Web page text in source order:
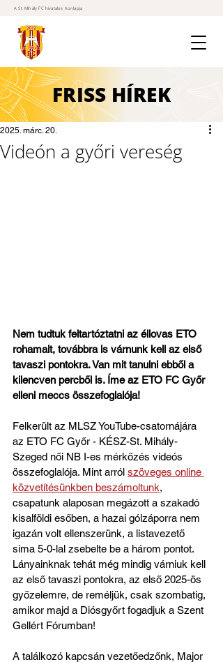
A St. Mihály FC hivatalos honlapja
FRISS HÍREK
Videón a győri vereség
2025. márc. 20.
Nem tudtuk feltartóztatni az éllovas ETO
rohamait, továbbra is várnunk kell az első
tavaszi pontokra. Van mit tanulni ebből a
kilencven percből is. Íme az ETO FC Győr
elleni meccs összefoglalója!
Felkerült az MLSZ YouTube-csatornájára
az ETO FC Győr - KÉSZ-St. Mihály-
Szeged női NB I-es mérkőzés videós
összefoglalója. Mint arról szöveges online
közvetítésünkben beszámoltunk,
csapatunk alaposan megázott a szakadó
kisalföldi esőben, a hazai gólzáporra nem
igazán volt ellenszerünk, a listavezető
sima 5-0-lal zsebelte be a három pontot.
Lányainknak tehát még mindig várniuk kell
az első tavaszi pontokra, az első 2025-ös
győzelemre, de reméljük, csak szombatig,
amikor majd a Diósgyőrt fogadjuk a Szent
Gellért Fórumban!
A találkozó kapcsán vezetőedzőnk, Major